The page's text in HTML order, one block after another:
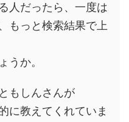
人だったら、一度は
もっと検索結果で上
うか。
もしんさんが
に教えてくれていま